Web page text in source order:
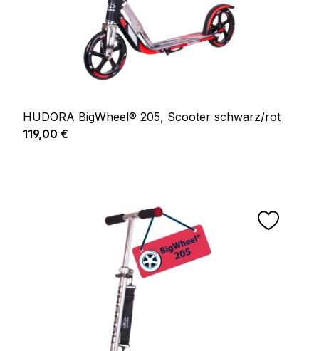
HUDORA BigWheel® 205, Scooter schwarz/rot
Regulärer Preis:
119,00 €